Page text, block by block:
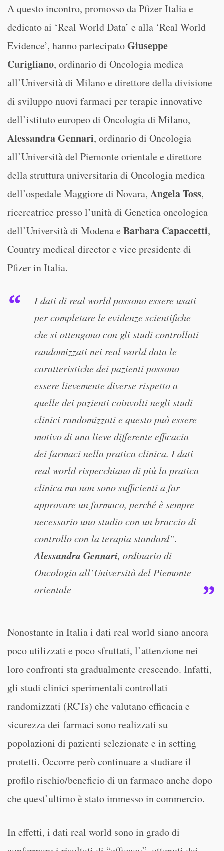
A questo incontro, promosso da Pfizer Italia e
dedicato ai ‘Real World Data’ e alla ‘Real World
Evidence’, hanno partecipatoGiuseppe
Curigliano, ordinario di Oncologia medica
all’Università di Milano e direttore della divisione
di sviluppo nuovi farmaci per terapie innovative
dell’istituto europeo di Oncologia di Milano,
Alessandra Gennari, ordinario di Oncologia
all’Università del Piemonte orientale e direttore
della struttura universitaria di Oncologia medica
dell’ospedale Maggiore di Novara, Angela Toss,
ricercatrice presso l’unità di Genetica oncologica
dell’Università di Modena e Barbara Capaccetti,
Country medical director e vice presidente di
Pfizer in Italia.
I dati di real world possono essere usati
per completare le evidenze scientifiche
che si ottengono con gli studi controllati
randomizzati nei real world data le
caratteristiche dei pazienti possono
essere lievemente diverse rispetto a
quelle dei pazienti coinvolti negli studi
clinici randomizzati e questo può essere
motivo di una lieve differente efficacia
dei farmaci nella pratica clinica. I dati
real world rispecchiano di più la pratica
clinica ma non sono sufficienti a far
approvare un farmaco, perché è sempre
necessario uno studio con un braccio di
controllo con la terapia standard”. –
Alessandra Gennari, ordinario di
Oncologia all’Università del Piemonte
orientale
Nonostante in Italia i dati real world siano ancora
poco utilizzati e poco sfruttati, l’attenzione nei
loro confronti sta gradualmente crescendo. Infatti,
gli studi clinici sperimentali controllati
randomizzati (RCTs) che valutano efficacia e
sicurezza dei farmaci sono realizzati su
popolazioni di pazienti selezionate e in setting
protetti. Occorre però continuare a studiare il
profilo rischio/beneficio di un farmaco anche dopo
che quest’ultimo è stato immesso in commercio.
In effetti, i dati real world sono in grado di